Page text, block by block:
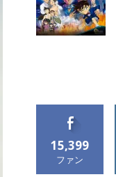
15,399
ファン